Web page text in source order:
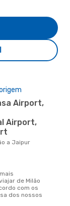
Airport,
a Jaipur
de Milão
com os
dos nossos